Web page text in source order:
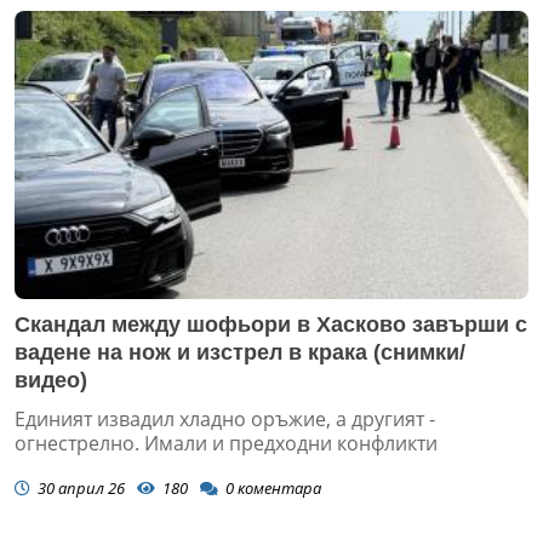
Скандал между шофьори в Хасково завърши с
вадене на нож и изстрел в крака (снимки/
видео)
Единият извадил хладно оръжие, а другият -
огнестрелно. Имали и предходни конфликти
30 април 26 180 0коментара